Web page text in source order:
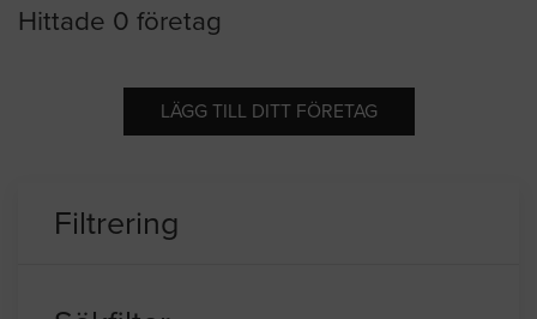
Hittade 0 företag
LÄGG TILL DITT FÖRETAG
Filtrering